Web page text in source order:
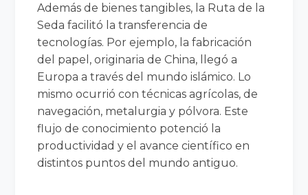
Además de bienes tangibles, la Ruta de la
Seda facilitó la transferencia de
tecnologías. Por ejemplo, la fabricación
del papel, originaria de China, llegó a
Europa a través del mundo islámico. Lo
mismo ocurrió con técnicas agrícolas, de
navegación, metalurgia y pólvora. Este
flujo de conocimiento potenció la
productividad y el avance científico en
distintos puntos del mundo antiguo.